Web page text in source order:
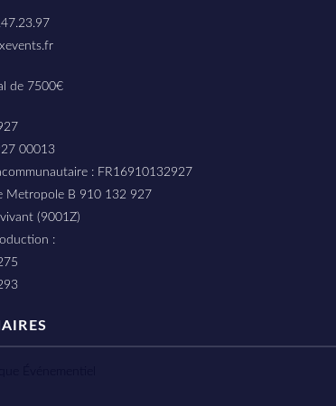
de 7500€
00013
: FR16910132927
Metropole B 910 132 927
(9001Z)
: